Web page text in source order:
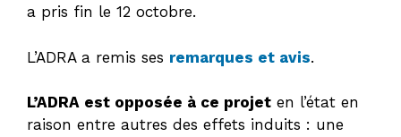
a pris fin le 12 octobre.
L’ADRA a remis ses remarques et avis.
L’ADRA est opposée à ce projet en l’état en
raison entre autres des effets induits : une